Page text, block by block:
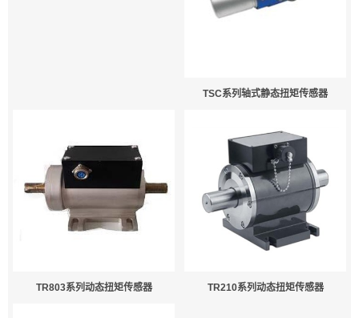
TSC系列轴式静态扭矩传感器
TR803系列动态扭矩传感器 TR210系列动态扭矩传感器